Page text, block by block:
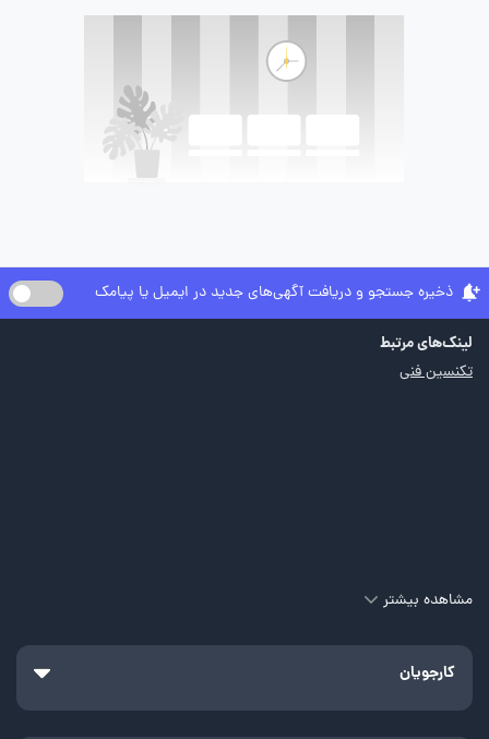
ذخیره جستجو و دریافت آگهی‌های جدید در ایمیل یا پیامک
لینک‌های مرتبط
تکنسین فنی
مشاهده بیشتر
کارجویان